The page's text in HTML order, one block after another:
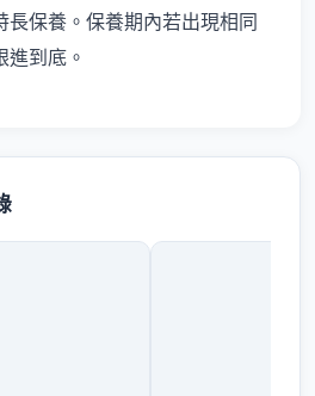
長保養。保養期內若出現相同
到底。